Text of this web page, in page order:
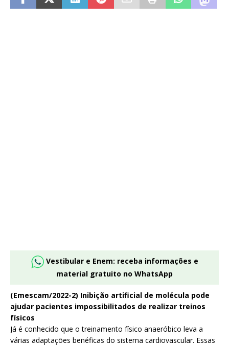
Vestibular e Enem: receba informações e
material gratuito no WhatsApp
(Emescam/2022-2) Inibição artificial de molécula pode
ajudar pacientes impossibilitados de realizar treinos
físicos
Já é conhecido que o treinamento físico anaeróbico leva a
várias adaptações benéficas do sistema cardiovascular. Essas